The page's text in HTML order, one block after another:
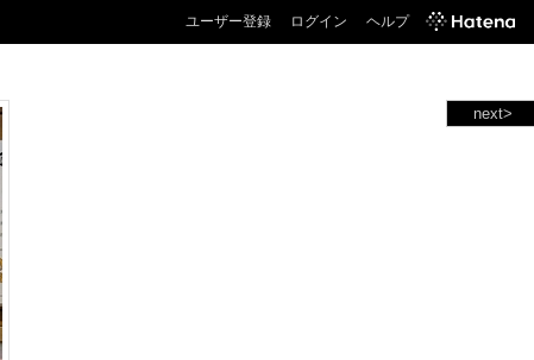
ユーザー登録 ログイン ヘルプ
next>